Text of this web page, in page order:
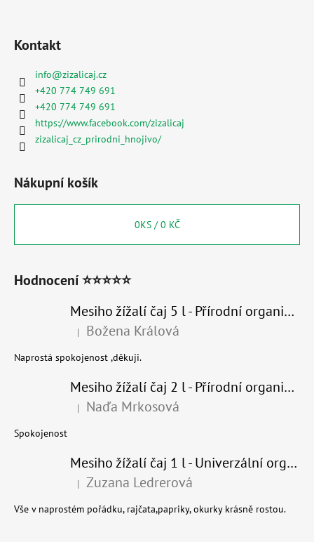
Kontakt
info@zizalicaj.cz
+420 774 749 691
+420 774 749 691
https://www.facebook.com/zizalicaj
zizalicaj_cz_prirodni_hnojivo/
Nákupní košík
0KS /0 KČ
Hodnocení ⭐⭐⭐⭐⭐
Mesiho žížalí čaj 5 l - Přírodní organické hnojivo 100% nature
Hodnocení produktu je 5 z 5 hvězdiček.
| Božena Králová
Naprostá spokojenost ,děkuji.
Mesiho žížalí čaj 2 l - Přírodní organické hnojivo 100% nature - recyklovaný obal
Hodnocení produktu je 5 z 5 hvězdiček.
| Naďa Mrkosová
Spokojenost
Mesiho žížalí čaj 1 l - Univerzální organické hnojivo
Hodnocení produktu je 5 z 5 hvězdiček.
| Zuzana Ledrerová
Vše v naprostém pořádku, rajčata,papriky, okurky krásně rostou.